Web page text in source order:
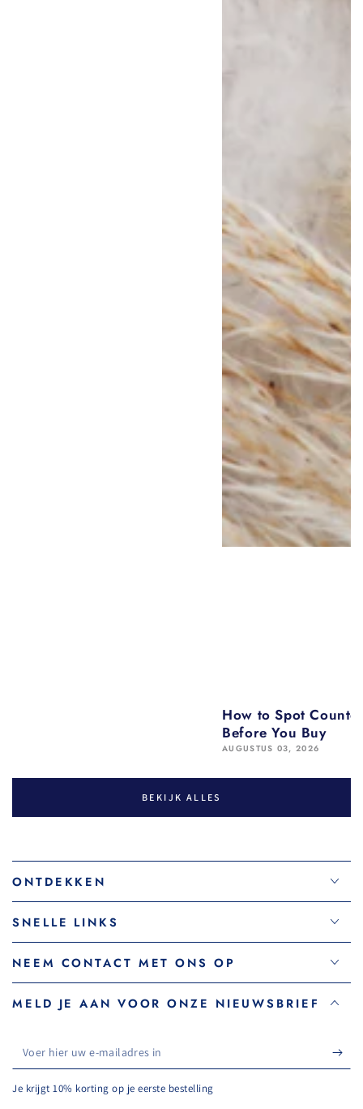
How to Spot
Before You Buy
AUGUSTUS 03, 2026
BEKIJK ALLES
ONTDEKKEN
SNELLE LINKS
NEEM CONTACT MET ONS OP
MELD JE AAN VOOR ONZE NIEUWSBRIEF
Voer
hier
uw
Je krijgt 10% korting op je eerste bestelling